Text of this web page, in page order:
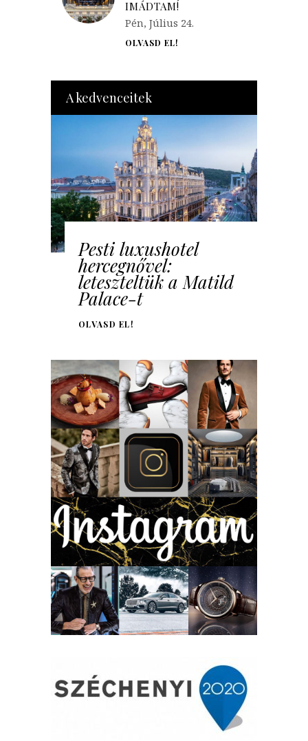
IMÁDTAM!
Pén, Július 24.
OLVASD EL!
A kedvenceitek
Pesti luxushotel
hercegnővel:
leteszteltük a Matild
Palace-t
OLVASD EL!